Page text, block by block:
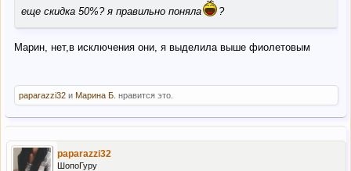
еще скидка 50%? я правильно поняла
?
Марин, нет,в исключения они, я выделила выше фиолетовым
paparazzi32 и Марина Б. нравится это.
paparazzi32
ШопоГуру